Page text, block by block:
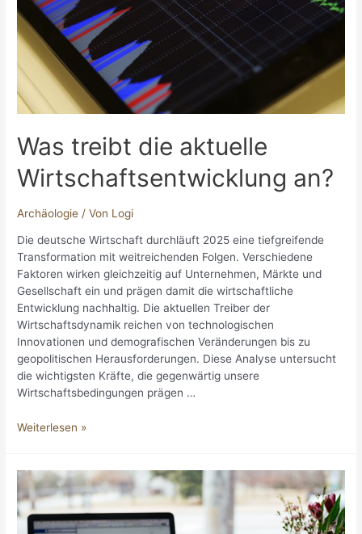
Was treibt die aktuelle
Wirtschaftsentwicklung an?
Archäologie / Von Logi
Die deutsche Wirtschaft durchläuft 2025 eine tiefgreifende
Transformation mit weitreichenden Folgen. Verschiedene
Faktoren wirken gleichzeitig auf Unternehmen, Märkte und
Gesellschaft ein und prägen damit die wirtschaftliche
Entwicklung nachhaltig. Die aktuellen Treiber der
Wirtschaftsdynamik reichen von technologischen
Innovationen und demografischen Veränderungen bis zu
geopolitischen Herausforderungen. Diese Analyse untersucht
die wichtigsten Kräfte, die gegenwärtig unsere
Wirtschaftsbedingungen prägen …
Was
aktuelle
Wirtschaftsentwicklung
an?
Weiterlesen »